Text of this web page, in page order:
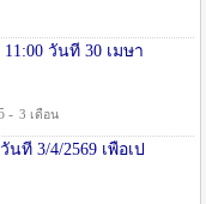
วันที่ 30 เมษา
- 3 เดือน
นที่ 3/4/2569 เพื่อเป